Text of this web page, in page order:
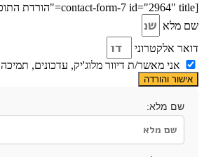
[contact-form-7 id="2964" title="הורדת התוכנה דסקטופ"]
שם מלא
דואר אלקטרוני
אני מאשר/ת דיוור מלוג'יק, עדכונים, תמיכה
אישור והורדה
שם מלא: